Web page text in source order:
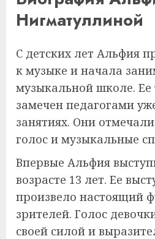
Нигматуллиной
С детских лет Альфия
к музыке и начала
музыкальной школе.
замечен педагогами
занятиях. Они
голос и музыкальные
Впервые Альфия
возрасте 13 лет. Ее
произвело настоящий
зрителей. Голос
своей силой и